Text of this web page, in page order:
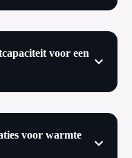
voor een
voor warmte